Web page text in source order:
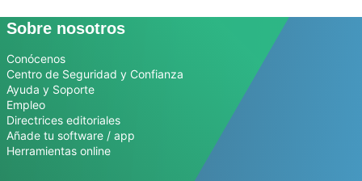
Sobre nosotros
Conócenos
Centro de Seguridad y Confianza
Ayuda y Soporte
Empleo
Directrices editoriales
Añade tu software / app
Herramientas online